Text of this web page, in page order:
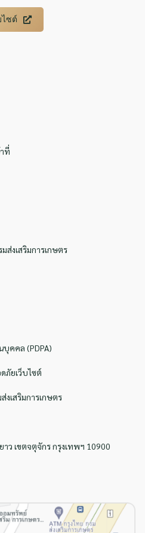
ไซต์
ที่
งเสริมการเกษตร
คคล (PDPA)
ภัยเว็บไซต์
เสริมการเกษตร
ว เขตจตุจักร กรุงเทพฯ 10900